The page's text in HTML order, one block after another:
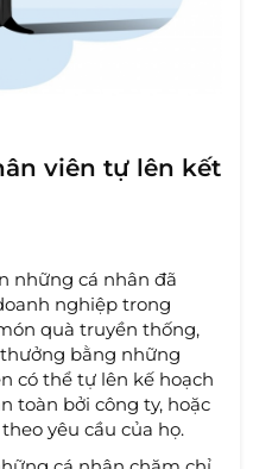
viên tự lên kết
những cá nhân đã
nghiệp trong
quà truyền thống,
bằng những
có thể tự lên kế hoạch
toàn bởi công ty, hoặc
yêu cầu của họ.